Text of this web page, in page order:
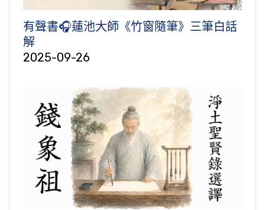
有聲書🎧蓮池大師《竹窗隨筆》三筆白話
解
2025-09-26